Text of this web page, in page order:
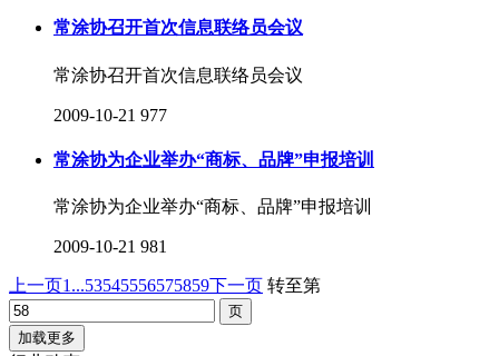
常涂协召开首次信息联络员会议
常涂协召开首次信息联络员会议
2009-10-21 977
常涂协为企业举办“商标、品牌”申报培训
常涂协为企业举办“商标、品牌”申报培训
2009-10-21 981
上一页1...53545556575859下一页 转至第
加载更多